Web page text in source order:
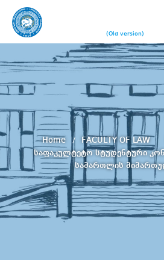
(Old version)
Home FACULTY OF LAW
საფაკულტეტო სტუდენტური
სამართლის